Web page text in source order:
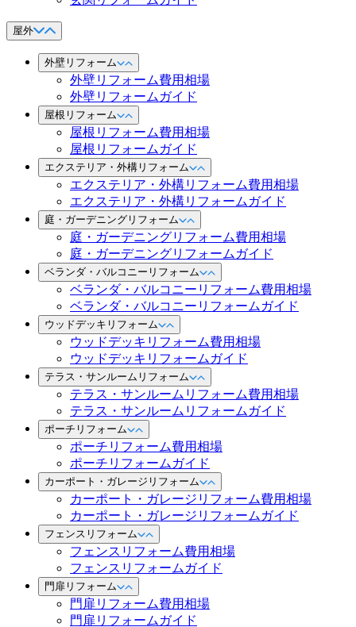
屋外
外壁リフォーム
外壁リフォーム費用相場
外壁リフォームガイド
屋根リフォーム
屋根リフォーム費用相場
屋根リフォームガイド
エクステリア・外構リフォーム
エクステリア・外構リフォーム費用相場
エクステリア・外構リフォームガイド
庭・ガーデニングリフォーム
庭・ガーデニングリフォーム費用相場
庭・ガーデニングリフォームガイド
ベランダ・バルコニーリフォーム
ベランダ・バルコニーリフォーム費用相場
ベランダ・バルコニーリフォームガイド
ウッドデッキリフォーム
ウッドデッキリフォーム費用相場
ウッドデッキリフォームガイド
テラス・サンルームリフォーム
テラス・サンルームリフォーム費用相場
テラス・サンルームリフォームガイド
ポーチリフォーム
ポーチリフォーム費用相場
ポーチリフォームガイド
カーポート・ガレージリフォーム
カーポート・ガレージリフォーム費用相場
カーポート・ガレージリフォームガイド
フェンスリフォーム
フェンスリフォーム費用相場
フェンスリフォームガイド
門扉リフォーム
門扉リフォーム費用相場
門扉リフォームガイド